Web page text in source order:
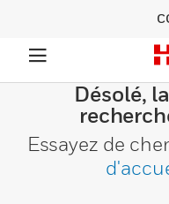
Désolé,
Essayez de